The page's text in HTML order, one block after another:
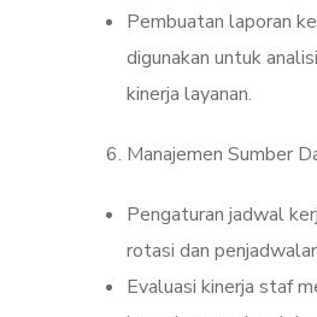
Pembuatan laporan
digunakan untuk
kinerja layanan.
Manajemen Sumber
Pengaturan jadwal
rotasi dan
Evaluasi kinerja staf